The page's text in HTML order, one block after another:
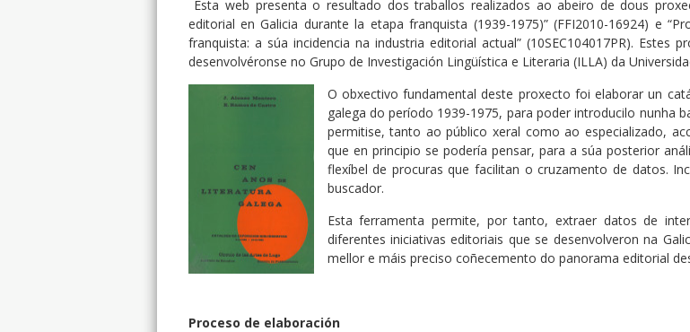
Esta web presenta o resultado dos traballos realizados ao abeiro de dous
editorial en Galicia durante la etapa franquista (1939-1975)” (FFI2010-16924) e
franquista: a súa incidencia na industria editorial actual” (10SEC104017PR). Estes
desenvolvéronse no Grupo de Investigación Lingüística e Literaria (ILLA) da
O obxectivo fundamental deste proxecto foi elaborar un
galega do período 1939-1975, para poder introducilo nunha
permitise, tanto ao público xeral como ao especializado,
que en principio se podería pensar, para a súa posterior
flexíbel de procuras que facilitan o cruzamento de datos.
buscador.
Esta ferramenta permite, por tanto, extraer datos de
diferentes iniciativas editoriais que se desenvolveron na
mellor e máis preciso coñecemento do panorama editorial
Proceso de elaboración